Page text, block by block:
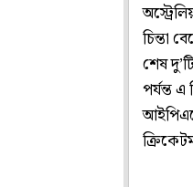
চিন্তা
শেষ
পর্যন্ত